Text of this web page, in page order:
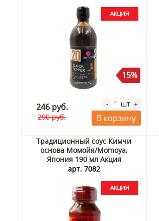
15%
246 руб.
290 руб.
- шт +
В корзину
Традиционный соус Кимчи
основа Момойя/Momoya,
Япония 190 мл Акция
арт. 7082